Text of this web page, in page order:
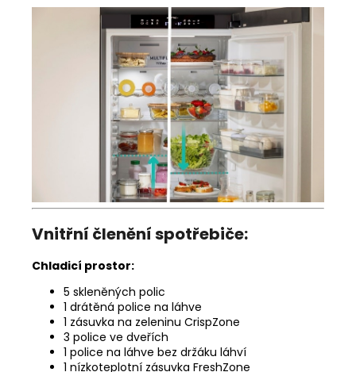
Vnitřní členění spotřebiče:
Chladicí prostor:
5 skleněných polic
1 drátěná police na láhve
1 zásuvka na zeleninu CrispZone
3 police ve dveřích
1 police na láhve bez držáku láhví
1 nízkoteplotní zásuvka FreshZone